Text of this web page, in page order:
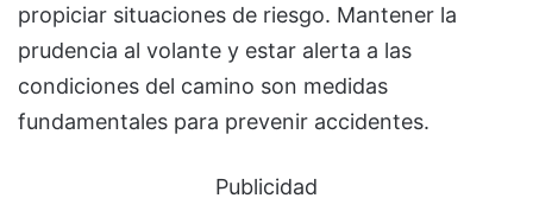
propiciar situaciones de riesgo. Mantener la
prudencia al volante y estar alerta a las
condiciones del camino son medidas
fundamentales para prevenir accidentes.
Publicidad